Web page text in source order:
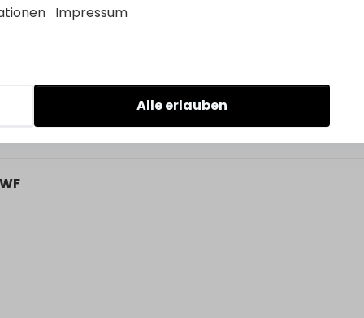
Impressum
Alle erlauben